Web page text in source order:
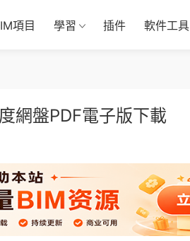
項目 學習 插件 軟件工具
網盤PDF電子版下載